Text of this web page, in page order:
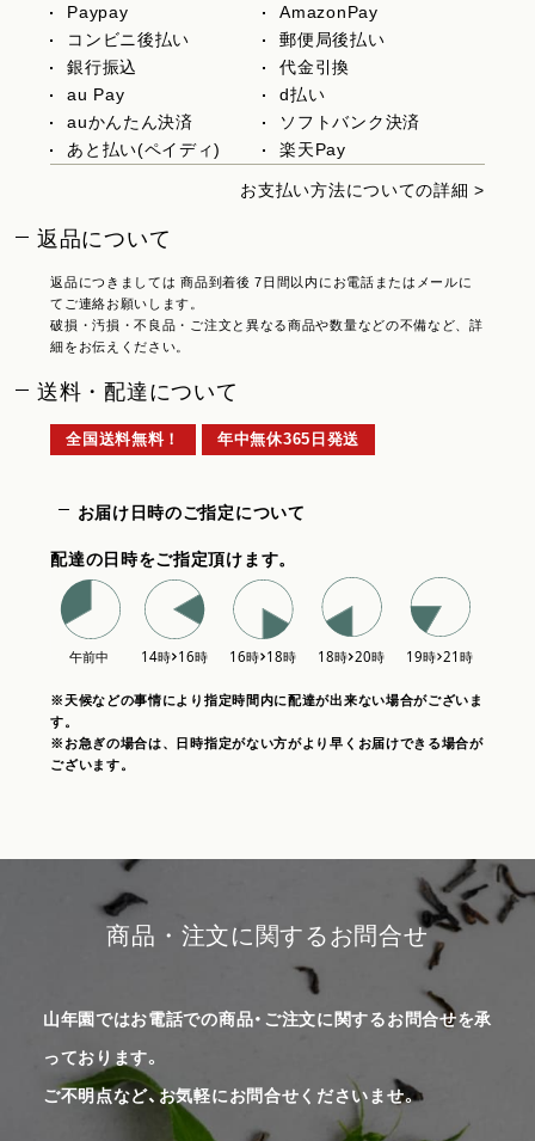
Paypay
AmazonPay
コンビニ後払い
郵便局後払い
銀行振込
代金引換
au Pay
d払い
auかんたん決済
ソフトバンク決済
あと払い(ペイディ)
楽天Pay
お支払い方法についての詳細 >
返品について
返品につきましては 商品到着後 7日間以内にお電話またはメールに
てご連絡お願いします。
破損・汚損・不良品・ご注文と異なる商品や数量などの不備など、詳
細をお伝えください。
送料・配達について
全国送料無料！ 年中無休365日発送
お届け日時のご指定について
配達の日時をご指定頂けます。
※天候などの事情により指定時間内に配達が出来ない場合がございま
す。
※お急ぎの場合は、日時指定がない方がより早くお届けできる場合が
ございます。
商品・注文に関するお問合せ
山年園ではお電話での商品・ご注文に関するお問合せを承
っております。
ご不明点など、お気軽にお問合せくださいませ。